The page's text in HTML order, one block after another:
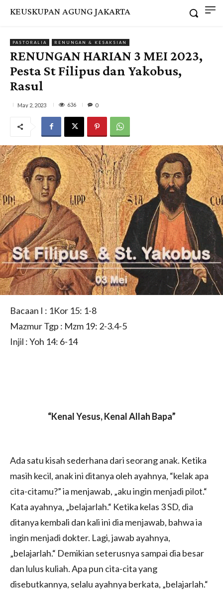
KEUSKUPAN AGUNG JAKARTA
PASTORALIA RENUNGAN & KESAKSIAN
RENUNGAN HARIAN 3 MEI 2023,
Pesta St Filipus dan Yakobus,
Rasul
May 2, 2023 636 0
Bacaan I : 1Kor 15: 1-8
Mazmur Tgp : Mzm 19: 2-3.4-5
Injil : Yoh 14: 6-14
“Kenal Yesus, Kenal Allah Bapa”
Ada satu kisah sederhana dari seorang anak. Ketika
masih kecil, anak ini ditanya oleh ayahnya, “kelak apa
cita-citamu?” ia menjawab, „aku ingin menjadi pilot.“
Kata ayahnya, „belajarlah.“ Ketika kelas 3 SD, dia
ditanya kembali dan kali ini dia menjawab, bahwa ia
ingin menjadi dokter. Lagi, jawab ayahnya,
„belajarlah.“ Demikian seterusnya sampai dia besar
dan lulus kuliah. Apa pun cita-cita yang
disebutkannya, selalu ayahnya berkata, „belajarlah.“